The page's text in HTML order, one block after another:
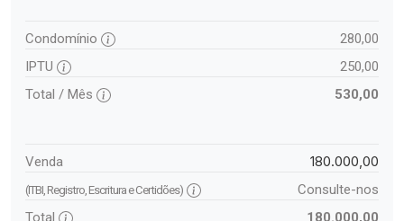
Condomínio
280,00
IPTU
250,00
Total / Mês
530,00
Venda 180.000,00
(ITBI, Registro, Escritura e Certidões)
Consulte-nos
Total
180.000,00